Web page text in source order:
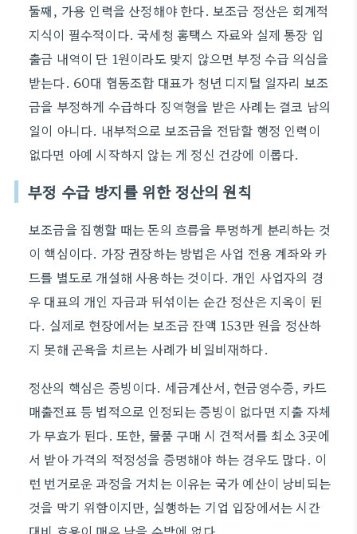
둘째, 가용 인력을 산정해야 한다. 보조금 정산은 회계적
지식이 필수적이다. 국세청 홈택스 자료와 실제 통장 입
출금 내역이 단 1원이라도 맞지 않으면 부정 수급 의심을
받는다. 60대 협동조합 대표가 청년 디지털 일자리 보조
금을 부정하게 수급하다 징역형을 받은 사례는 결코 남의
일이 아니다. 내부적으로 보조금을 전담할 행정 인력이
없다면 아예 시작하지 않는 게 정신 건강에 이롭다.
부정 수급 방지를 위한 정산의 원칙
보조금을 집행할 때는 돈의 흐름을 투명하게 분리하는 것
이 핵심이다. 가장 권장하는 방법은 사업 전용 계좌와 카
드를 별도로 개설해 사용하는 것이다. 개인 사업자의 경
우 대표의 개인 자금과 뒤섞이는 순간 정산은 지옥이 된
다. 실제로 현장에서는 보조금 잔액 153만 원을 정산하
지 못해 곤욕을 치르는 사례가 비일비재하다.
정산의 핵심은 증빙이다. 세금계산서, 현금영수증, 카드
매출전표 등 법적으로 인정되는 증빙이 없다면 지출 자체
가 무효가 된다. 또한, 물품 구매 시 견적서를 최소 3곳에
서 받아 가격의 적정성을 증명해야 하는 경우도 많다. 이
런 번거로운 과정을 거치는 이유는 국가 예산이 낭비되는
것을 막기 위함이지만, 실행하는 기업 입장에서는 시간